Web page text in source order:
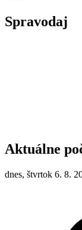
Spravodaj
Aktuálne
dnes, štvrtok 6. 8.